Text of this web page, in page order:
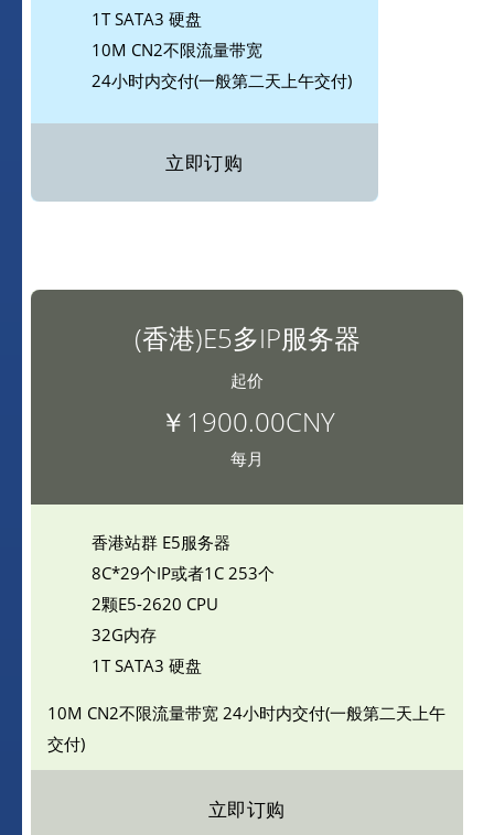
1T SATA3 硬盘
10M CN2不限流量带宽
24小时内交付(一般第二天上午交付)
立即订购
(香港)E5多IP服务器
起价
￥1900.00CNY
每月
香港站群 E5服务器
8C*29个IP或者1C 253个
2颗E5-2620 CPU
32G内存
1T SATA3 硬盘
10M CN2不限流量带宽 24小时内交付(一般第二天上午
交付)
立即订购